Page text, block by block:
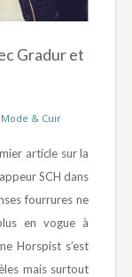
Gradur et
& Cuir
article sur la
SCH dans
fourrures ne
en vogue à
Horspist s’est
mais surtout